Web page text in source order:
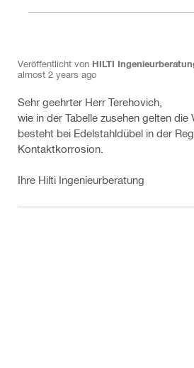
Veröffentlicht von HILTI
almost 2 years ago
Sehr geehrter Herr Terehovich,
wie in der Tabelle zusehen gelten die
besteht bei Edelstahldübel in der
Kontaktkorrosion.
Ihre Hilti Ingenieurberatung